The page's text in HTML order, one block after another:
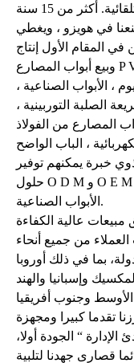
المحدودة هي شركة مصنعة للأبواب التلقائية. أكثر من 15 سنة
في هويزو ، ويغطي
متر مربع. نحن في المقام الأول إنتاج
وبيع أبواب المصارع P V C عالية ، أبواب المصارع سبيكة
، الأبواب الصناعية ،
الصلبة التوربينية ،
المصارع من الفولاذ
، الباب الواضح
خبرة يمكنهم توفير
حلول O D M و O E M المهنية للأبواب الكهربائية وسلسلة
الأبواب الصناعية.
عالية الكفاءة
من جميع أنحاء
ونحن التصدير إلى أكثر من 40 دولة، بما في ذلك أوروبا
وإسبانيا والهند
تقدما كبيرا ومجهزة
الإدارة “ الجودة أولا،
قصارى جهدنا لتلبية